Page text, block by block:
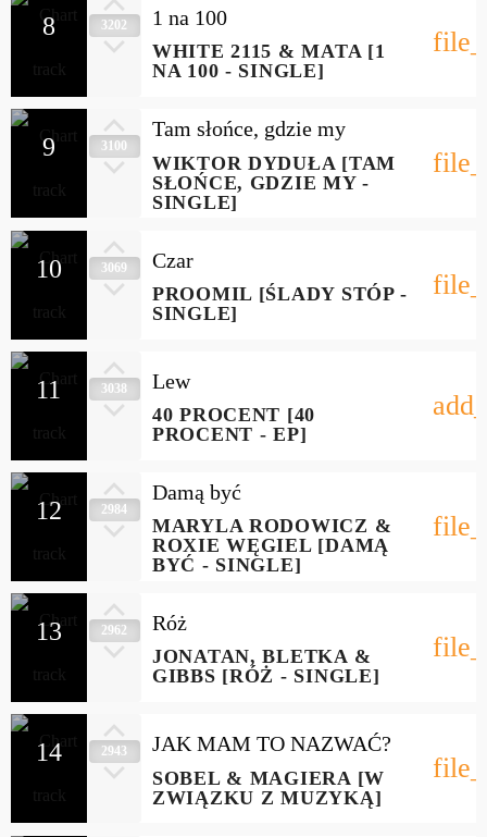
8 3202 1 na 100
WHITE 2115 & MATA [1
NA 100 - SINGLE]
9 3100
Tam słońce, gdzie my
WIKTOR DYDUŁA [TAM
SŁOŃCE, GDZIE MY -
SINGLE]
10 3069 Czar
PROOMIL [ŚLADY STÓP -
SINGLE]
11 3038 Lew
40 PROCENT [40
PROCENT - EP]
12 2984
Damą być
MARYLA RODOWICZ &
ROXIE WĘGIEL [DAMĄ
BYĆ - SINGLE]
13 2962 Róż
JONATAN, BLETKA &
GIBBS [RÓŻ - SINGLE]
14 2943 JAK MAM TO NAZWAĆ?
SOBEL & MAGIERA [W
ZWIĄZKU Z MUZYKĄ]